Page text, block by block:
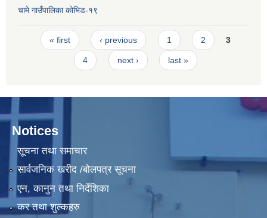
चामे गाउँपालिका कोभिड-१९
Pages
« first ‹ previous 1 2 3
4 next › last »
Notices
सूचना तथा समाचार
सार्वजनिक खरीद /बोलपत्र सूचना
एन, कानुन तथा निर्देशिका
कर तथा शुल्कहरु